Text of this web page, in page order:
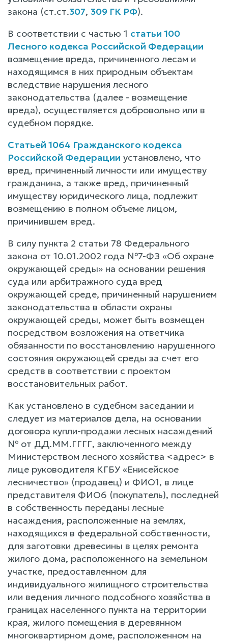
закона (ст.ст.307, 309 ГК РФ).
В соответствии с частью 1 статьи 100
Лесного кодекса Российской Федерации
возмещение вреда, причиненного лесам и
находящимся в них природным объектам
вследствие нарушения лесного
законодательства (далее - возмещение
вреда), осуществляется добровольно или в
судебном порядке.
Статьей 1064 Гражданского кодекса
Российской Федерации установлено, что
вред, причиненный личности или имуществу
гражданина, а также вред, причиненный
имуществу юридического лица, подлежит
возмещению в полном объеме лицом,
причинившем вред.
В силу пункта 2 статьи 78 Федерального
закона от 10.01.2002 года №7-ФЗ «Об охране
окружающей среды» на основании решения
суда или арбитражного суда вред
окружающей среде, причиненный нарушением
законодательства в области охраны
окружающей среды, может быть возмещен
посредством возложения на ответчика
обязанности по восстановлению нарушенного
состояния окружающей среды за счет его
средств в соответствии с проектом
восстановительных работ.
Как установлено в судебном заседании и
следует из материалов дела, на основании
договора купли-продажи лесных насаждений
№ от ДД.ММ.ГГГГ, заключенного между
Министерством лесного хозяйства <адрес> в
лице руководителя КГБУ «Енисейское
лесничество» (продавец) и ФИО1, в лице
представителя ФИО6 (покупатель), последней
в собственность переданы лесные
насаждения, расположенные на землях,
находящихся в федеральной собственности,
для заготовки древесины в целях ремонта
жилого дома, расположенного на земельном
участке, предоставленном для
индивидуального жилищного строительства
или ведения личного подсобного хозяйства в
границах населенного пункта на территории
края, жилого помещения в деревянном
многоквартирном доме, расположенном на